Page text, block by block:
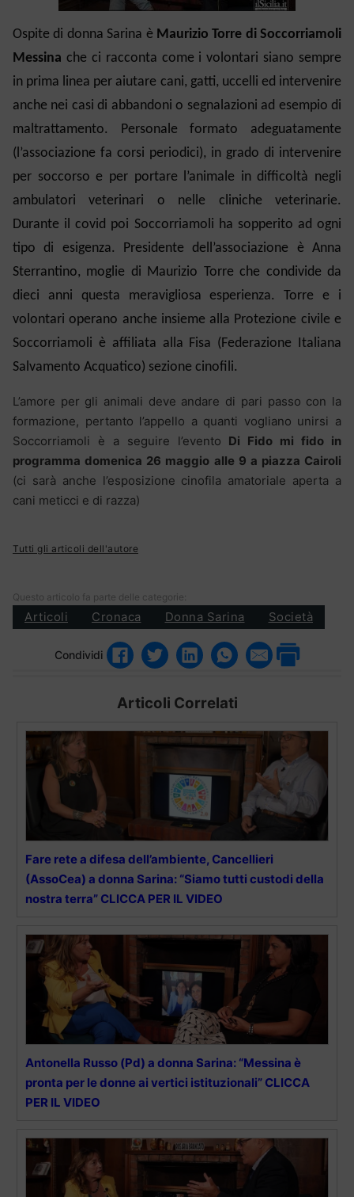
Ospite di donna Sarina è Maurizio Torre di Soccorriamoli
Messina che ci racconta come i volontari siano sempre
in prima linea per aiutare cani, gatti, uccelli ed intervenire
anche nei casi di abbandoni o segnalazioni ad esempio di
maltrattamento. Personale formato adeguatamente
(l’associazione fa corsi periodici), in grado di intervenire
per soccorso e per portare l’animale in difficoltà negli
ambulatori veterinari o nelle cliniche veterinarie.
Durante il covid poi Soccorriamoli ha sopperito ad ogni
tipo di esigenza. Presidente dell’associazione è Anna
Sterrantino, moglie di Maurizio Torre che condivide da
dieci anni questa meravigliosa esperienza. Torre e i
volontari operano anche insieme alla Protezione civile e
Soccorriamoli è affiliata alla Fisa (Federazione Italiana
Salvamento Acquatico) sezione cinofili.
L’amore per gli animali deve andare di pari passo con la
formazione, pertanto l’appello a quanti vogliano unirsi a
Soccorriamoli è a seguire l’evento Di Fido mi fido in
programma domenica 26 maggio alle 9 a piazza Cairoli
(ci sarà anche l’esposizione cinofila amatoriale aperta a
cani meticci e di razza)
Tutti gli articoli dell'autore
Questo articolo fa parte delle categorie:
Articoli Cronaca Donna Sarina Società
Condividi
Articoli Correlati
Fare rete a difesa dell’ambiente, Cancellieri
(AssoCea) a donna Sarina: “Siamo tutti custodi della
nostra terra” CLICCA PER IL VIDEO
Antonella Russo (Pd) a donna Sarina: “Messina è
pronta per le donne ai vertici istituzionali” CLICCA
PER IL VIDEO